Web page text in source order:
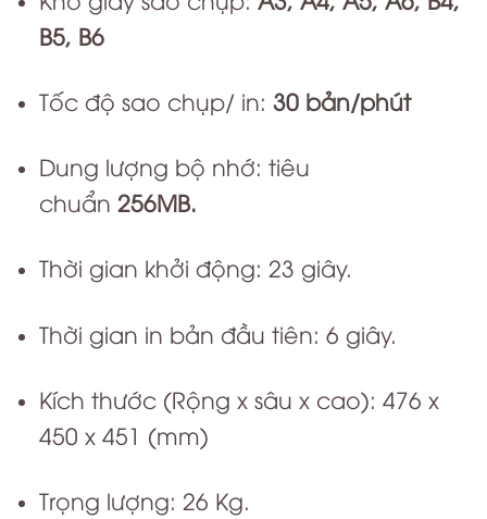
B5, B6
Tốc độ sao chụp/ in: 30 bản/phút
Dung lượng bộ nhớ: tiêu
chuẩn 256MB.
Thời gian khởi động: 23 giây.
Thời gian in bản đầu tiên: 6 giây.
Kích thước (Rộng x sâu x cao): 476 x
450 x 451 (mm)
Trọng lượng: 26 Kg.